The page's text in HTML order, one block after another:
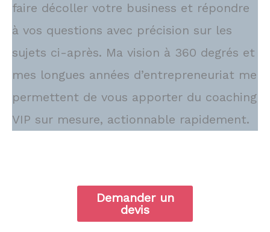
faire décoller votre business et répondre
à vos questions avec précision sur les
sujets ci-après. Ma vision à 360 degrés et
mes longues années d’entrepreneuriat me
permettent de vous apporter du coaching
VIP sur mesure, actionnable rapidement.
Demander un
devis